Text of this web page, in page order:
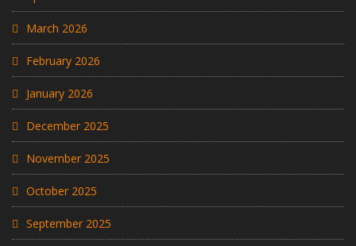
March 2026
February 2026
January 2026
December 2025
November 2025
October 2025
September 2025